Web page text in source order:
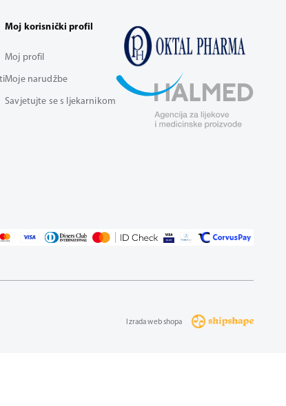
Moj korisnički profil
Moj profil
Moje narudžbe
Savjetujte se s ljekarnikom
Izrada web shopa